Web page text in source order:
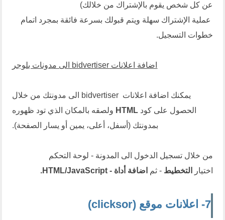
عن كل شخص يقوم بالإشتراك من خلالك)
عملية الإشتراك سهلة ويتم قبولك بسرعة فائقة بمجرد اتمام
خطوات التسجيل.
اضافة اعلانات bidvertiser الى مدونات بلوجر
يمكنك اضافة اعلانات bidvertiser
الى مدونتك من خلال
الحصول على كود HTML ولصقه بالمكان الذي تود ظهوره
بمدونتك (أسفل، أعلى، يمين أو يسار الصفحة).
من خلال تسجيل الدخول الى المدونة - لوحة التحكم
اختيار
التخطيط- ثم اضافة أداة - HTML/JavaScript.
7- اعلانات موقع (clicksor)